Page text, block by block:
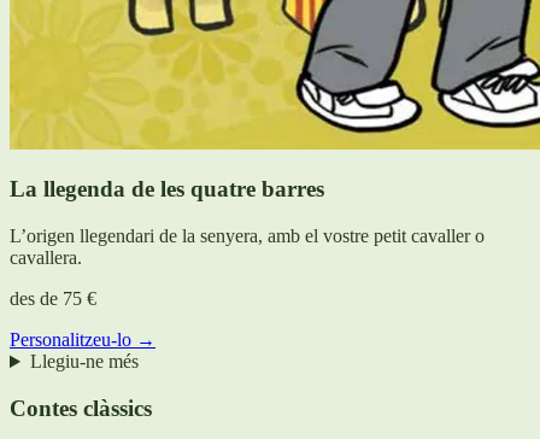
La llegenda de les quatre barres
L’origen llegendari de la senyera, amb el vostre petit cavaller o
cavallera.
des de 75 €
Personalitzeu-lo →
Llegiu-ne més
Contes clàssics